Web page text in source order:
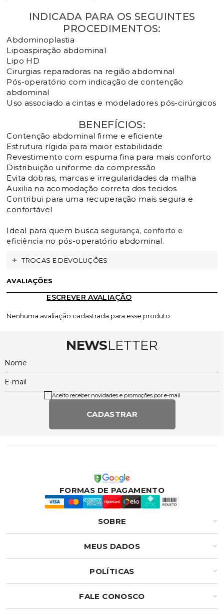
INDICADA PARA OS SEGUINTES
PROCEDIMENTOS:
Abdominoplastia
Lipoaspiração abdominal
Lipo HD
Cirurgias reparadoras na região abdominal
Pós-operatório com indicação de contenção
abdominal
Uso associado a cintas e modeladores pós-cirúrgicos
BENEFÍCIOS:
Contenção abdominal firme e eficiente
Estrutura rígida para maior estabilidade
Revestimento com espuma fina para mais conforto
Distribuição uniforme da compressão
Evita dobras, marcas e irregularidades da malha
Auxilia na acomodação correta dos tecidos
Contribui para uma recuperação mais segura e
confortável
Ideal para quem busca segurança, conforto e
eficiência no pós-operatório abdominal.
TROCAS E DEVOLUÇÕES
AVALIAÇÕES
ESCREVER AVALIAÇÃO
Nenhuma avaliação cadastrada para esse produto.
NEWSLETTER
Nome
E-mail
CADASTRAR
Aceito receber novidades e promoções por e-mail
FORMAS DE PAGAMENTO
SOBRE
MEUS DADOS
POLÍTICAS
FALE CONOSCO